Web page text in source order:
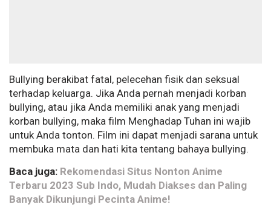
Bullying berakibat fatal, pelecehan fisik dan seksual
terhadap keluarga. Jika Anda pernah menjadi korban
bullying, atau jika Anda memiliki anak yang menjadi
korban bullying, maka film Menghadap Tuhan ini wajib
untuk Anda tonton. Film ini dapat menjadi sarana untuk
membuka mata dan hati kita tentang bahaya bullying.
Baca juga: Rekomendasi Situs Nonton Anime
Terbaru 2023 Sub Indo, Mudah Diakses dan Paling
Banyak Dikunjungi Pecinta Anime!